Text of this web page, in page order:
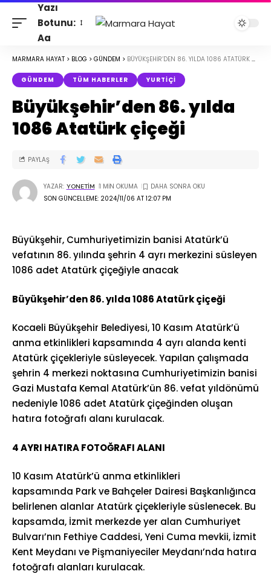
Yazı
Botunu:
Aa
MARMARA HAYAT > BLOG > GÜNDEM > BÜYÜKŞEHIR’DEN 86. YILDA 1086 ATATÜRK ÇIÇEĞI
GÜNDEM TÜM HABERLER YURTIÇI
Büyükşehir’den 86. yılda
1086 Atatürk çiçeği
SON GÜNCELLEME: 2024/11/06 AT 12:07 PM
YAZAR: YONETIM 1 MIN OKUMA
PAYLAŞ
Büyükşehir, Cumhuriyetimizin banisi Atatürk’ü
vefatının 86. yılında şehrin 4 ayrı merkezini süsleyen
1086 adet Atatürk çiçeğiyle anacak
Büyükşehir’den 86. yılda 1086 Atatürk çiçeği
Kocaeli Büyükşehir Belediyesi, 10 Kasım Atatürk’ü
anma etkinlikleri kapsamında 4 ayrı alanda kenti
Atatürk çiçekleriyle süsleyecek. Yapılan çalışmada
şehrin 4 merkezi noktasına Cumhuriyetimizin banisi
Gazi Mustafa Kemal Atatürk’ün 86. vefat yıldönümü
nedeniyle 1086 adet Atatürk çiçeğinden oluşan
hatıra fotoğrafı alanı kurulacak.
4 AYRI HATIRA FOTOĞRAFI ALANI
10 Kasım Atatürk’ü anma etkinlikleri
kapsamında Park ve Bahçeler Dairesi Başkanlığınca
belirlenen alanlar Atatürk çiçekleriyle süslenecek. Bu
kapsamda, İzmit merkezde yer alan Cumhuriyet
Bulvarı’nın Fethiye Caddesi, Yeni Cuma mevkii, İzmit
Kent Meydanı ve Pişmaniyeciler Meydanı’nda hatıra
fotoğrafı alanları kurulacak.